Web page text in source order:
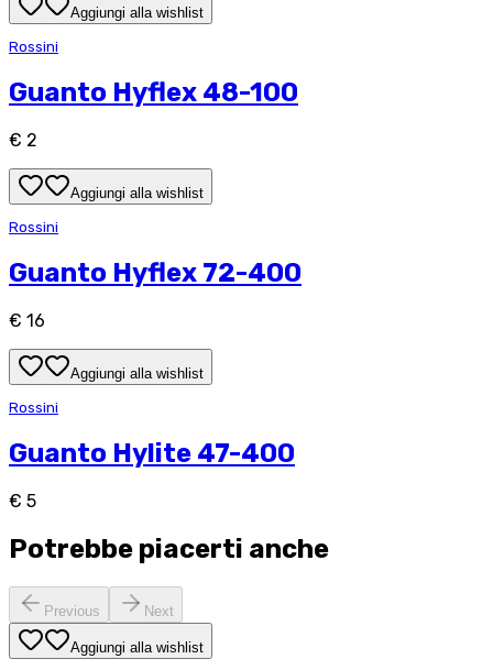
Aggiungi alla wishlist
Rossini
Guanto Hyflex 48-100
€ 2
Aggiungi alla wishlist
Rossini
Guanto Hyflex 72-400
€ 16
Aggiungi alla wishlist
Rossini
Guanto Hylite 47-400
€ 5
Potrebbe piacerti anche
Previous Next
Aggiungi alla wishlist